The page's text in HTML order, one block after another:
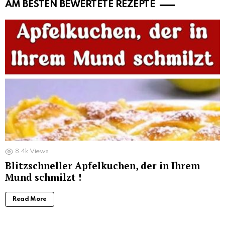
AM BESTEN BEWERTETE REZEPTE
8.4k Views
Blitzschneller Apfelkuchen, der in Ihrem
Mund schmilzt !
Read More